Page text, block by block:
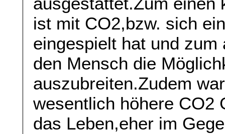
ist mit CO2,bzw. sich
eingespielt hat und
den Mensch die
auszubreiten.Zudem
wesentlich höhere CO2
das Leben,eher im